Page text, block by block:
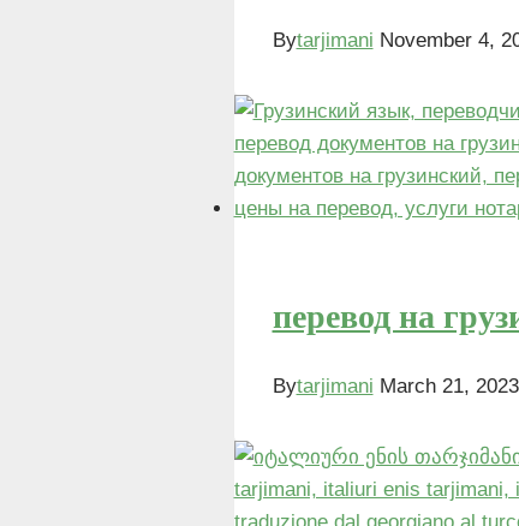
Bytarjimani November 4,
перевод на
Bytarjimani March 21, 2023